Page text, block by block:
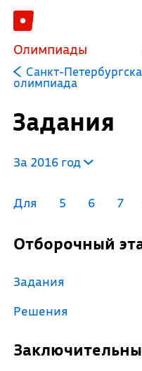
Олимпиады
Санкт-
олимпиада
Задания
За 2016 год
Для 5 6 7
Отборочный
Задания
Решения